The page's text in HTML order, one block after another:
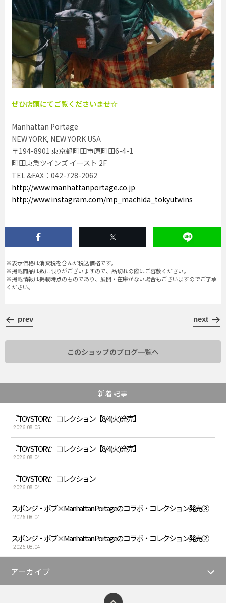
ぜひ店頭にてご覧くださいませ☆
Manhattan Portage
NEW YORK, NEW YORK USA
〒194-8901 東京都町田市原町田6-4-1
町田東急ツインズ イースト 2F
TEL &FAX：042-728-2062
http://www.manhattanportage.co.jp
http://www.instagram.com/mp_machida_tokyutwins
※表示価格は消費税を含んだ税込価格です。
※掲載商品は数に限りがございますので、品切れの際はご容赦ください。
※掲載情報は掲載時点のものであり、展開・在庫がない場合もございますのでご了承
ください。
prev next
このショップのブログ一覧へ
新着記事
『TOY STORY』コレクション【8/4(火)発売】
2026.08.05
『TOY STORY』コレクション【8/4(火)発売】
2026.08.04
『TOY STORY』コレクション
2026.08.04
スポンジ・ボブ×Manhattan Portageのコラボ・コレクション発売③
2026.08.04
スポンジ・ボブ×Manhattan Portageのコラボ・コレクション発売②
2026.08.04
アーカイブ